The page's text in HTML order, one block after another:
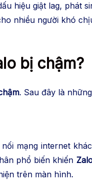
hiệu giật lag, phát
nhiều người khó
bị chậm?
. Sau đây là
mạng internet
phổ biến khiến
trên màn hình.